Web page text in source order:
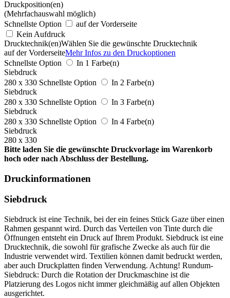
Druckposition(en)
(Mehrfachauswahl möglich)
Schnellste Option
auf der Vorderseite
Kein Aufdruck
Drucktechnik(en)Wählen Sie die gewünschte Drucktechnik
auf der VorderseiteMehr Infos zu den Druckoptionen
Schnellste Option
In 1 Farbe(n)
Siebdruck
280 x 330 Schnellste Option
In 2 Farbe(n)
Siebdruck
280 x 330 Schnellste Option
In 3 Farbe(n)
Siebdruck
280 x 330 Schnellste Option
In 4 Farbe(n)
Siebdruck
280 x 330
Bitte laden Sie die gewünschte Druckvorlage im Warenkorb
hoch oder nach Abschluss der Bestellung.
Druckinformationen
Siebdruck
Siebdruck ist eine Technik, bei der ein feines Stück Gaze über einen
Rahmen gespannt wird. Durch das Verteilen von Tinte durch die
Öffnungen entsteht ein Druck auf Ihrem Produkt. Siebdruck ist eine
Drucktechnik, die sowohl für grafische Zwecke als auch für die
Industrie verwendet wird. Textilien können damit bedruckt werden,
aber auch Druckplatten finden Verwendung. Achtung! Rundum-
Siebdruck: Durch die Rotation der Druckmaschine ist die
Platzierung des Logos nicht immer gleichmäßig auf allen Objekten
ausgerichtet.